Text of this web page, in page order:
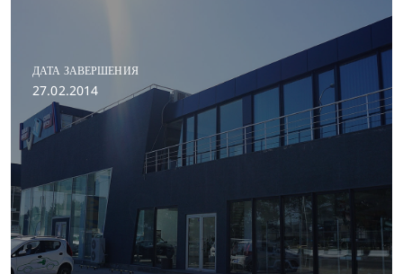
ДАТА ЗАВЕРШЕНИЯ
27.02.2014